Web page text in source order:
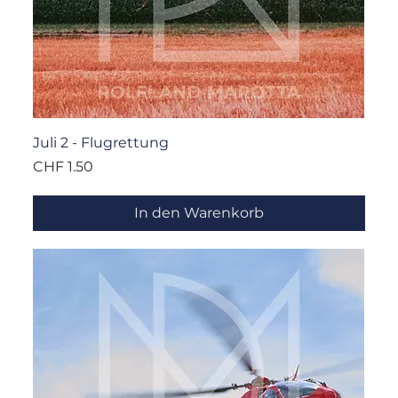
Juli 2 - Flugrettung
Preis
CHF 1.50
In den Warenkorb